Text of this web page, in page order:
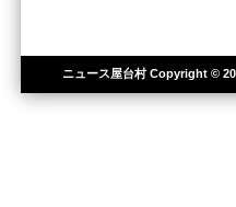
ニュース屋台村Copyright ©